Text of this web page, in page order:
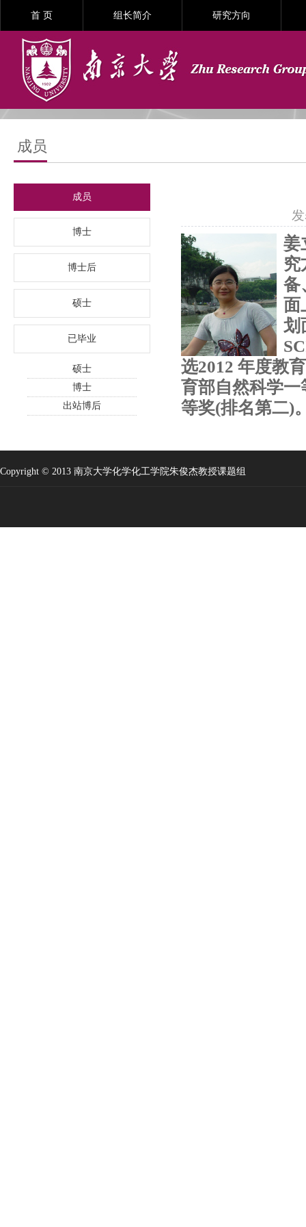
首 页 组长简介 研究方向
成员
成员
博士
博士后
硕士
已毕业
硕士
博士
出站博后
姜
究
备
面
划
选2012 年度教
育部自然科学一
等奖(排名第二)
Copyright © 2013 南京大学化学化工学院朱俊杰教授课题组